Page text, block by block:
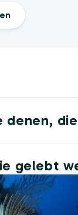
denen,
gelebt